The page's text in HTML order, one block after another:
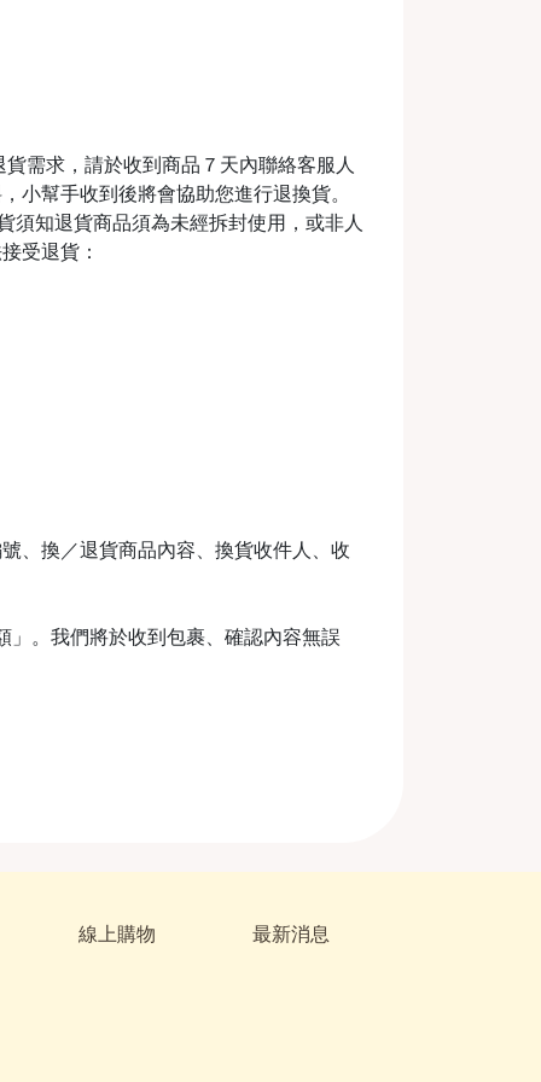
需求，請於收到商品７天內聯絡客服人
小幫手收到後將會協助您進行退換貨。
知退貨商品須為未經拆封使用，或非人
受退貨：
、換／退貨商品內容、換貨收件人、收
。我們將於收到包裹、確認內容無誤
線上購物
最新消息